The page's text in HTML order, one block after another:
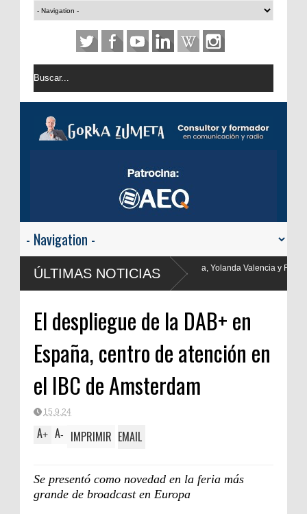
ÚLTIMAS NOTICIAS
Valencia y Frank Blanco regresan a
El despliegue de la DAB+ en
España, centro de atención en
el IBC de Amsterdam
15.9.24
A+ A- IMPRIMIR EMAIL
Se presentó como novedad en la feria más
grande de broadcast en Europa